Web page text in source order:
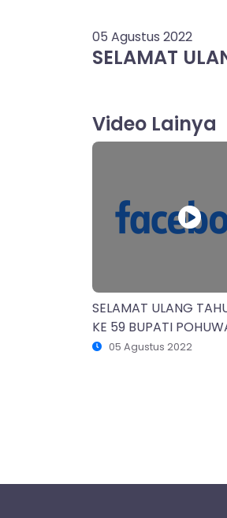
05 Agustus 2022
SELAMAT
Video Lainya
SELAMAT ULANG
KE 59 BUPATI
05 Agustus 2022